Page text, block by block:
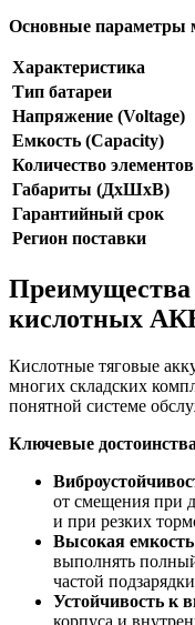
Основные параметры
Характеристика
Тип батареи
Напряжение (Voltage)
Емкость (Capacity)
Количество элементов
Габариты (ДхШхВ)
Гарантийный срок
Регион поставки
Преимущества
кислотных
Кислотные тяговые
многих складских
понятной системе
Ключевые
от смещения при
и при резких
Высокая
выполнять
частой
Устойчивость к
корпуса и